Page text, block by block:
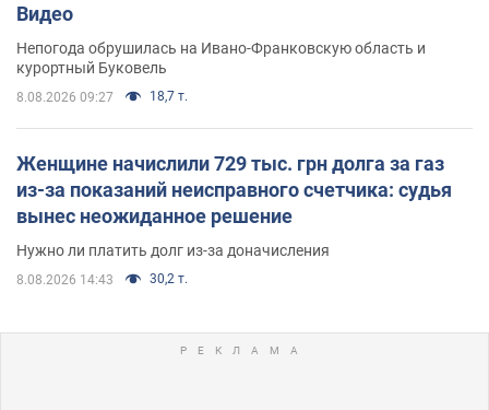
Видео
Непогода обрушилась на Ивано-Франковскую область и
курортный Буковель
8.08.2026 09:27 18,7 т.
Женщине начислили 729 тыс. грн долга за газ
из-за показаний неисправного счетчика: судья
вынес неожиданное решение
Нужно ли платить долг из-за доначисления
8.08.2026 14:43 30,2 т.